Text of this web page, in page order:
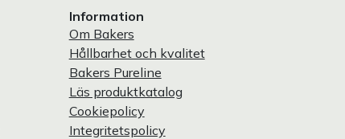
Information
Om Bakers
Hållbarhet och kvalitet
Bakers Pureline
Läs produktkatalog
Cookiepolicy
Integritetspolicy